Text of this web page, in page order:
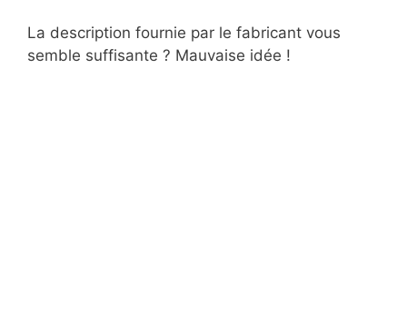
La description fournie par le fabricant vous
semble suffisante ? Mauvaise idée !